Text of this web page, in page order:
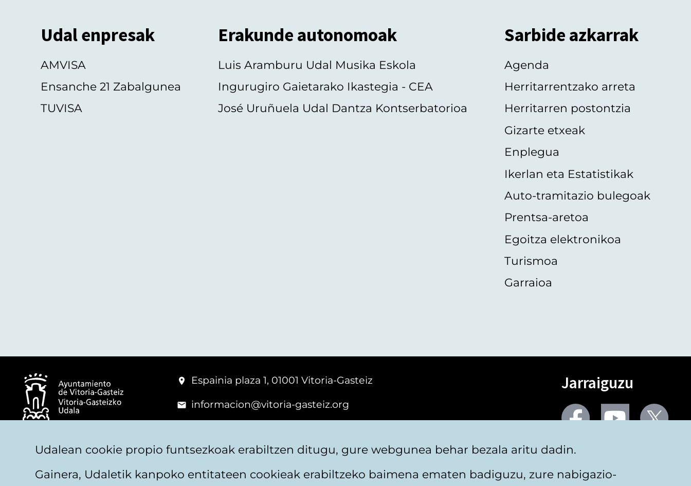
Udal enpresak
AMVISA
Ensanche 21 Zabalgunea
TUVISA
Erakunde autonomoak
Luis Aramburu Udal Musika Eskola
Ingurugiro Gaietarako Ikastegia - CEA
José Uruñuela Udal Dantza Kontserbatorioa
Sarbide azkarrak
Agenda
Herritarrentzako arreta
Herritarren postontzia
Gizarte etxeak
Enplegua
Ikerlan eta Estatistikak
Auto-tramitazio bulegoak
Prentsa-aretoa
Egoitza elektronikoa
Turismoa
Garraioa
© Vitoria-Gasteizko Udala
Espainia plaza 1, 01001 Vitoria-Gasteiz
informacion@vitoria-gasteiz.org
Jarraiguzu
Facebook Youtube
Udalean cookie propio funtsezkoak erabiltzen ditugu, gure webgunea behar bezala aritu dadin.
Gainera, Udaletik kanpoko entitateen cookieak erabiltzeko baimena ematen badiguzu, zure nabigazio-